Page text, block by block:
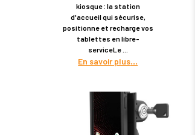
kiosque : la station
d'accueil qui sécurise,
positionne et recharge vos
tablettes en libre-
serviceLe
En savoir plus